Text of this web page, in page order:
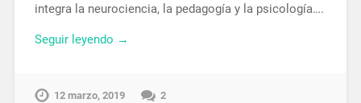
integra la neurociencia, la pedagogía y la psicología….
Seguir leyendo →
12 marzo, 2019 2